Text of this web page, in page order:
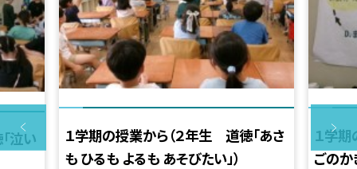
泣い
１学期の授業から（２年生 道徳「あさ
も ひるも よるも あそびたい」）
１学
ごのか